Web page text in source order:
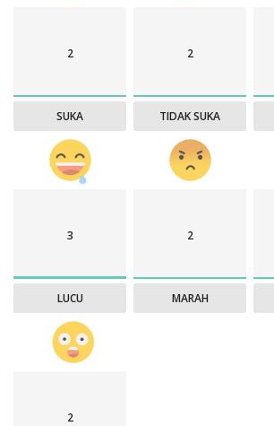
2
SUKA
2
TIDAK SUKA
3
LUCU
2
MARAH
2